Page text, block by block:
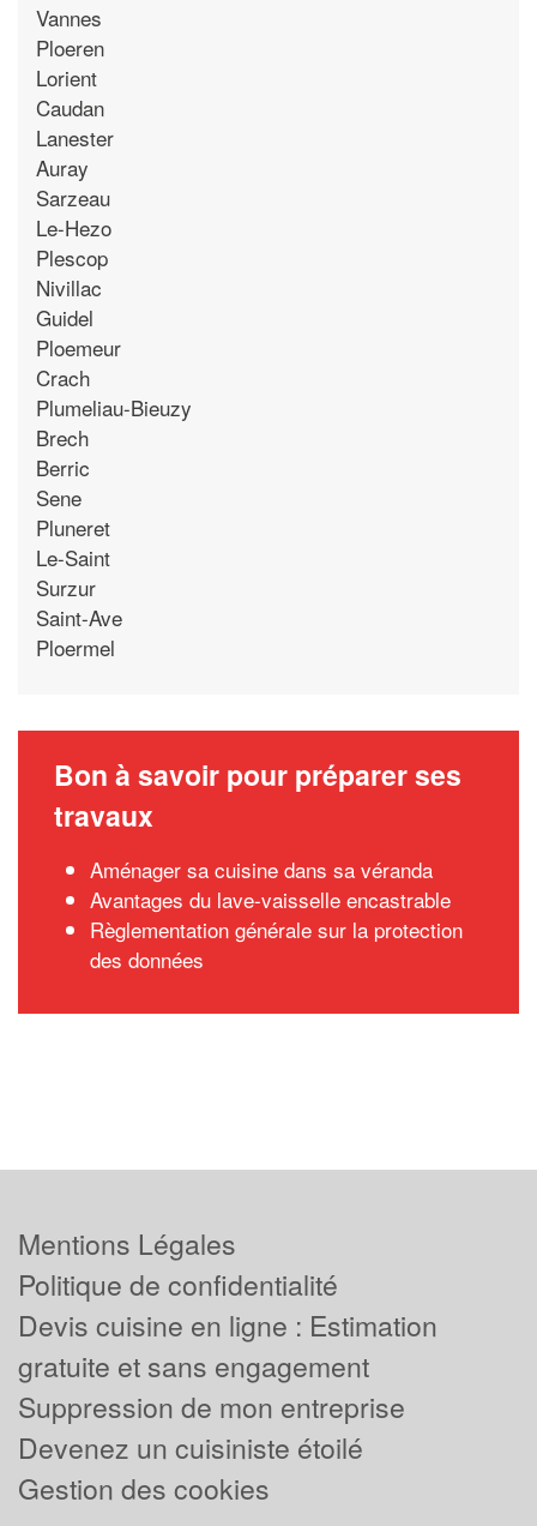
Vannes
Ploeren
Lorient
Caudan
Lanester
Auray
Sarzeau
Le-Hezo
Plescop
Nivillac
Guidel
Ploemeur
Crach
Plumeliau-Bieuzy
Brech
Berric
Sene
Pluneret
Le-Saint
Surzur
Saint-Ave
Ploermel
Bon à savoir pour préparer ses
travaux
Aménager sa cuisine dans sa véranda
Avantages du lave-vaisselle encastrable
Règlementation générale sur la protection
des données
Mentions Légales
Politique de confidentialité
Devis cuisine en ligne : Estimation
gratuite et sans engagement
Suppression de mon entreprise
Devenez un cuisiniste étoilé
Gestion des cookies